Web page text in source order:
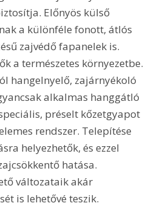
Előnyös külső
a különféle fonott, átlós
zajvédő fapanelek is.
a természetes környezetbe.
hangelnyelő, zajárnyékoló
alkalmas hanggátló
préselt kőzetgyapot
rendszer. Telepítése
helyezhetők, és ezzel
hatása.
változataik akár
is lehetővé teszik.